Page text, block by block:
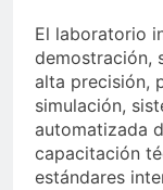
El laboratorio
demostración,
alta precisión,
simulación,
automatizada
capacitación
estándares